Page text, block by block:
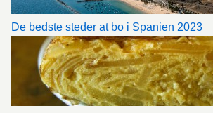
De bedste steder at bo i Spanien 2023